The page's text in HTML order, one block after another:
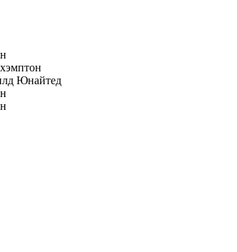
Юнайтед